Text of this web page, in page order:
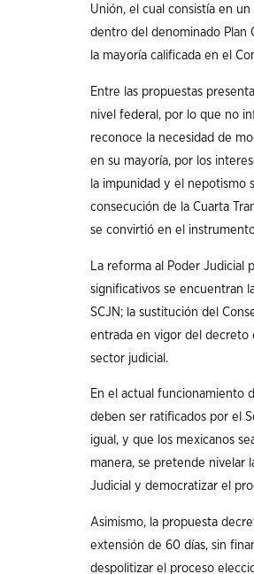
Unión, el cual consistía en
dentro del denominado Plan
la mayoría calificada en el
Entre las propuestas
nivel federal, por lo que no
reconoce la necesidad de
en su mayoría, por los
la impunidad y el nepotismo
consecución de la Cuarta
se convirtió en el
La reforma al Poder
significativos se encuentran
SCJN; la sustitución del
entrada en vigor del decreto
sector judicial.
En el actual funcionamiento
deben ser ratificados por el
igual, y que los mexicanos
manera, se pretende nivelar
Judicial y democratizar el
Asimismo, la propuesta
extensión de 60 días, sin
despolitizar el proceso